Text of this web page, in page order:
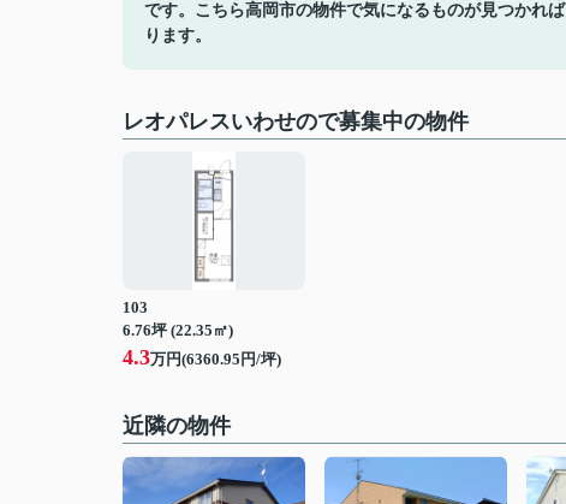
です。こちら高岡市の物件で気になるものが見つかれ
ります。
レオパレスいわせので募集中の物件
103
6.76坪 (22.35㎡)
4.3万円(6360.95円/坪)
近隣の物件